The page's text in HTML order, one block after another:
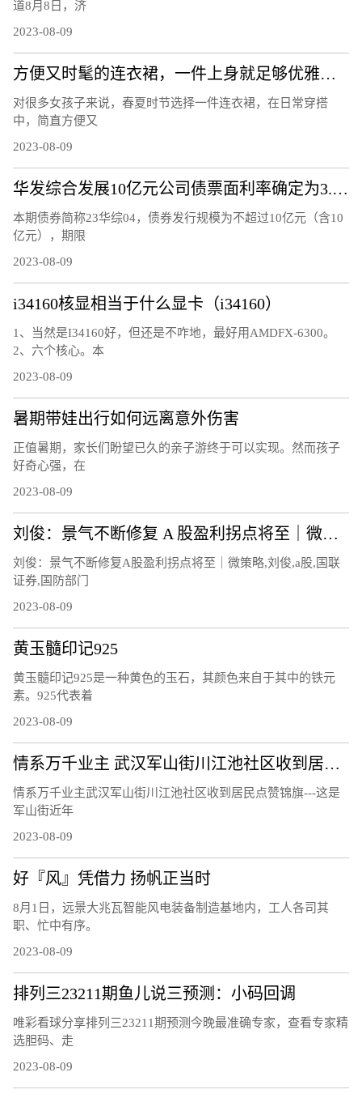
道8月8日，济
2023-08-09
方便又时髦的连衣裙，一件上身就足够优雅，轻松穿出衣品
对很多女孩子来说，春夏时节选择一件连衣裙，在日常穿搭
中，简直方便又
2023-08-09
华发综合发展10亿元公司债票面利率确定为3.37%
本期债券简称23华综04，债券发行规模为不超过10亿元（含10
亿元），期限
2023-08-09
i34160核显相当于什么显卡（i34160）
1、当然是I34160好，但还是不咋地，最好用AMDFX-6300。
2、六个核心。本
2023-08-09
暑期带娃出行如何远离意外伤害
正值暑期，家长们盼望已久的亲子游终于可以实现。然而孩子
好奇心强，在
2023-08-09
刘俊：景气不断修复 A 股盈利拐点将至｜微策略
刘俊：景气不断修复A股盈利拐点将至｜微策略,刘俊,a股,国联
证券,国防部门
2023-08-09
黄玉髓印记925
黄玉髓印记925是一种黄色的玉石，其颜色来自于其中的铁元
素。925代表着
2023-08-09
情系万千业主 武汉军山街川江池社区收到居民点赞锦旗
情系万千业主武汉军山街川江池社区收到居民点赞锦旗---这是
军山街近年
2023-08-09
好『风』凭借力 扬帆正当时
8月1日，远景大兆瓦智能风电装备制造基地内，工人各司其
职、忙中有序。
2023-08-09
排列三23211期鱼儿说三预测：小码回调
唯彩看球分享排列三23211期预测今晚最准确专家，查看专家精
选胆码、走
2023-08-09